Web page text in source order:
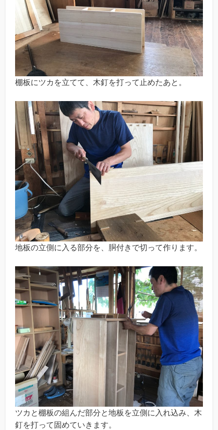
棚板にツカを立てて、木釘を打って止めたあと。
地板の立側に入る部分を、胴付きで切って作ります。
ツカと棚板の組んだ部分と地板を立側に入れ込み、木
釘を打って固めていきます。